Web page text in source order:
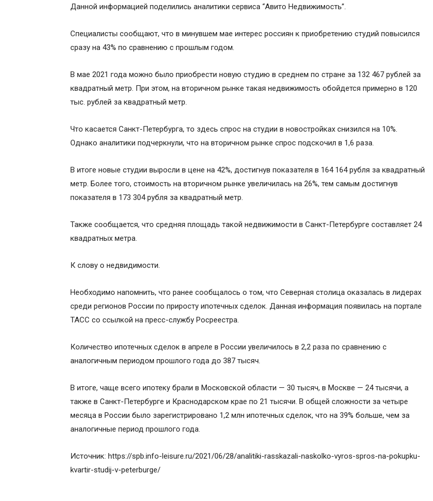
Данной информацией поделились аналитики сервиса “Авито Недвижимость”.
Специалисты сообщают, что в минувшем мае интерес россиян к приобретению студий повысился
сразу на 43% по сравнению с прошлым годом.
В мае 2021 года можно было приобрести новую студию в среднем по стране за 132 467 рублей за
квадратный метр. При этом, на вторичном рынке такая недвижимость обойдется примерно в 120
тыс. рублей за квадратный метр.
Что касается Санкт-Петербурга, то здесь спрос на студии в новостройках снизился на 10%.
Однако аналитики подчеркнули, что на вторичном рынке спрос подскочил в 1,6 раза.
В итоге новые студии выросли в цене на 42%, достигнув показателя в 164 164 рубля за квадратный
метр. Более того, стоимость на вторичном рынке увеличилась на 26%, тем самым достигнув
показателя в 173 304 рубля за квадратный метр.
Также сообщается, что средняя площадь такой недвижимости в Санкт-Петербурге составляет 24
квадратных метра.
К слову о недвидимости.
Необходимо напомнить, что ранее сообщалось о том, что Северная столица оказалась в лидерах
среди регионов России по приросту ипотечных сделок. Данная информация появилась на портале
ТАСС со ссылкой на пресс-службу Росреестра.
Количество ипотечных сделок в апреле в России увеличилось в 2,2 раза по сравнению с
аналогичным периодом прошлого года до 387 тысяч.
В итоге, чаще всего ипотеку брали в Московской области — 30 тысяч, в Москве — 24 тысячи, а
также в Санкт-Петербурге и Краснодарском крае по 21 тысячи. В общей сложности за четыре
месяца в России было зарегистрировано 1,2 млн ипотечных сделок, что на 39% больше, чем за
аналогичные период прошлого года.
Источник: https://spb.info-leisure.ru/2021/06/28/analitiki-rasskazali-naskolko-vyros-spros-na-pokupku-
kvartir-studij-v-peterburge/